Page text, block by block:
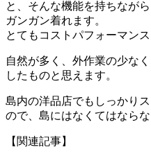
と、そんな機能を持ちなが
ガンガン着れます。
とてもコストパフォーマン
自然が多く、外作業の少な
したものと思えます。
島内の洋品店でもしっかり
ので、島にはなくてはなら
【関連記事】